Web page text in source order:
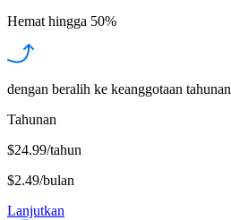
Hemat hingga 50%
dengan beralih ke keanggotaan tahunan
Tahunan
$24.99/tahun
$2.49/bulan
Lanjutkan